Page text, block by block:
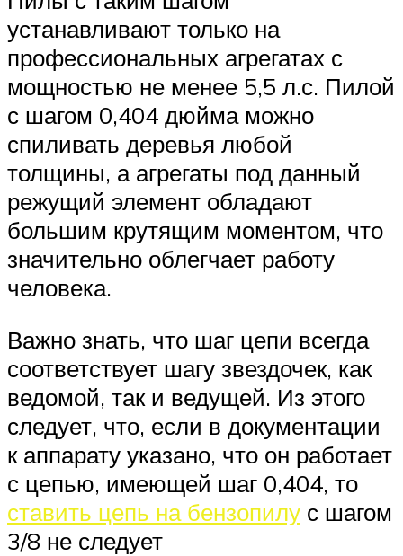
устанавливают только на
профессиональных агрегатах с
мощностью не менее 5,5 л.с. Пилой
с шагом 0,404 дюйма можно
спиливать деревья любой
толщины, а агрегаты под данный
режущий элемент обладают
большим крутящим моментом, что
значительно облегчает работу
человека.
Важно знать, что шаг цепи всегда
соответствует шагу звездочек, как
ведомой, так и ведущей. Из этого
следует, что, если в документации
к аппарату указано, что он работает
с цепью, имеющей шаг 0,404, то
ставить цепь на бензопилу с шагом
3/8 не следует